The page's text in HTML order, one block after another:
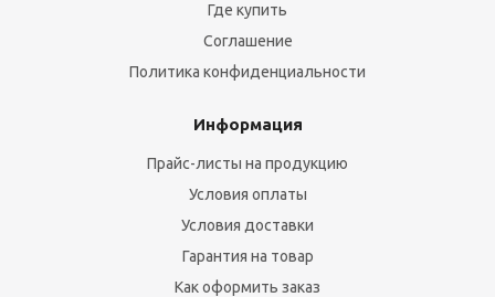
Где купить
Соглашение
Политика конфиденциальности
Информация
Прайс-листы на продукцию
Условия оплаты
Условия доставки
Гарантия на товар
Как оформить заказ